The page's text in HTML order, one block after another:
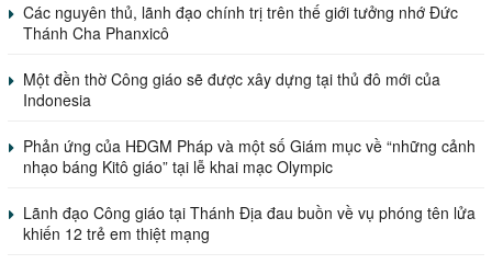
Các nguyên thủ, lãnh đạo chính trị trên thế giới tưởng nhớ Đức
Thánh Cha Phanxicô
Một đền thờ Công giáo sẽ được xây dựng tại thủ đô mới của
Indonesia
Phản ứng của HĐGM Pháp và một số Giám mục về “những cảnh
nhạo báng Kitô giáo” tại lễ khai mạc Olympic
Lãnh đạo Công giáo tại Thánh Địa đau buồn về vụ phóng tên lửa
khiến 12 trẻ em thiệt mạng